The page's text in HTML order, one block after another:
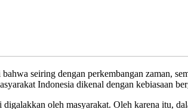
seiring dengan perkembangan zaman,
Indonesia dikenal dengan kebiasaan
oleh masyarakat. Oleh karena itu,